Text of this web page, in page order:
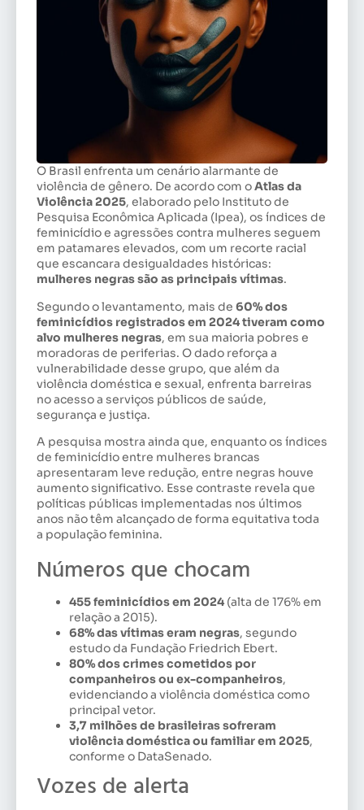
O Brasil enfrenta um cenário alarmante de
violência de gênero. De acordo com oAtlas da
Violência 2025, elaborado pelo Instituto de
Pesquisa Econômica Aplicada (Ipea), os índices de
feminicídio e agressões contra mulheres seguem
em patamares elevados, com um recorte racial
que escancara desigualdades históricas:
mulheres negras são as principais vítimas.
Segundo o levantamento, mais de 60% dos
feminicídios registrados em 2024 tiveram como
alvo mulheres negras, em sua maioria pobres e
moradoras de periferias. O dado reforça a
vulnerabilidade desse grupo, que além da
violência doméstica e sexual, enfrenta barreiras
no acesso a serviços públicos de saúde,
segurança e justiça.
A pesquisa mostra ainda que, enquanto os índices
de feminicídio entre mulheres brancas
apresentaram leve redução, entre negras houve
aumento significativo. Esse contraste revela que
políticas públicas implementadas nos últimos
anos não têm alcançado de forma equitativa toda
a população feminina.
Números que chocam
455 feminicídios em 2024 (alta de 176% em
relação a 2015).
68% das vítimas eram negras, segundo
estudo da Fundação Friedrich Ebert.
80% dos crimes cometidos por
companheiros ou ex-companheiros,
evidenciando a violência doméstica como
principal vetor.
3,7 milhões de brasileiras sofreram
violência doméstica ou familiar em 2025,
conforme o DataSenado.
Vozes de alerta